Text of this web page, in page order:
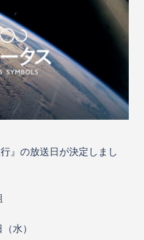
』の放送日が決定しまし
水）